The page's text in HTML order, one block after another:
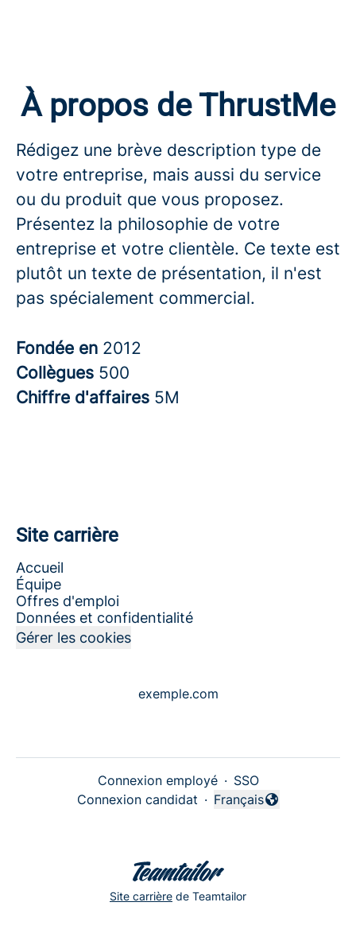
À propos de ThrustMe
Rédigez une brève description type de
votre entreprise, mais aussi du service
ou du produit que vous proposez.
Présentez la philosophie de votre
entreprise et votre clientèle. Ce texte est
plutôt un texte de présentation, il n'est
pas spécialement commercial.
Fondée en 2012
Collègues 500
Chiffre d'affaires 5M
Site carrière
Accueil
Équipe
Offres d'emploi
Données et confidentialité
Gérer les cookies
exemple.com
Connexion employé · SSO
Connexion candidat ·
Changer la langue
Français
Site carrière de Teamtailor